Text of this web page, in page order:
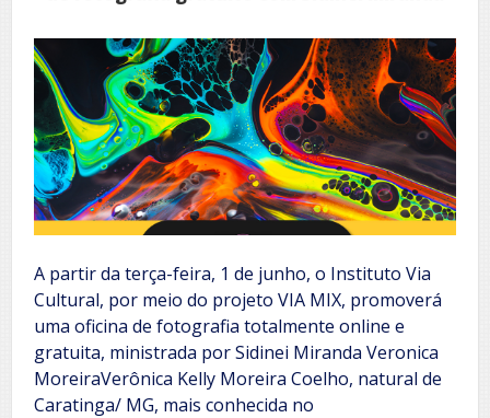
A partir da terça-feira, 1 de junho, o Instituto Via
Cultural, por meio do projeto VIA MIX, promoverá
uma oficina de fotografia totalmente online e
gratuita, ministrada por Sidinei Miranda Veronica
MoreiraVerônica Kelly Moreira Coelho, natural de
Caratinga/ MG, mais conhecida no